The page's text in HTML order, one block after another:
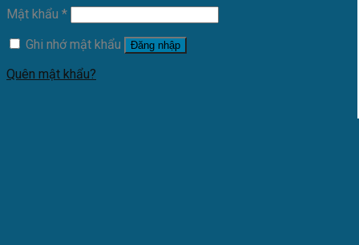
Mật khẩu *
Ghi nhớ mật khẩu
Đăng nhập
Quên mật khẩu?